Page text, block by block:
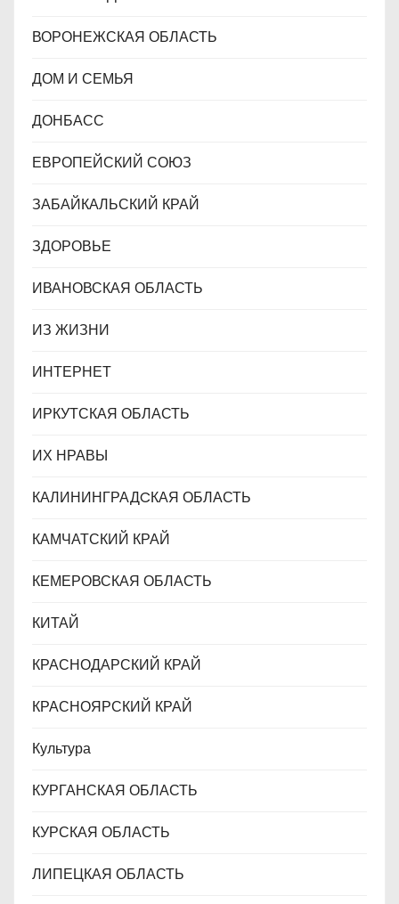
ВОРОНЕЖСКАЯ ОБЛАСТЬ
ДОМ И СЕМЬЯ
ДОНБАСС
ЕВРОПЕЙСКИЙ СОЮЗ
ЗАБАЙКАЛЬСКИЙ КРАЙ
ЗДОРОВЬЕ
ИВАНОВСКАЯ ОБЛАСТЬ
ИЗ ЖИЗНИ
ИНТЕРНЕТ
ИРКУТСКАЯ ОБЛАСТЬ
ИХ НРАВЫ
КАЛИНИНГРАДCКАЯ ОБЛАСТЬ
КАМЧАТСКИЙ КРАЙ
КЕМЕРОВСКАЯ ОБЛАСТЬ
КИТАЙ
КРАСНОДАРСКИЙ КРАЙ
КРАСНОЯРСКИЙ КРАЙ
Культура
КУРГАНСКАЯ ОБЛАСТЬ
КУРСКАЯ ОБЛАСТЬ
ЛИПЕЦКАЯ ОБЛАСТЬ